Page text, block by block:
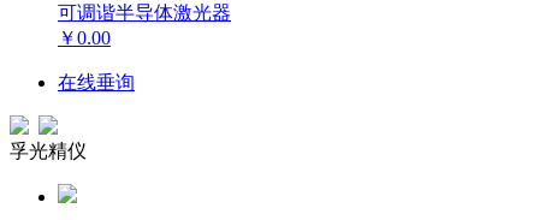
可调谐半导体激光器
￥0.00
在线垂询
孚光精仪